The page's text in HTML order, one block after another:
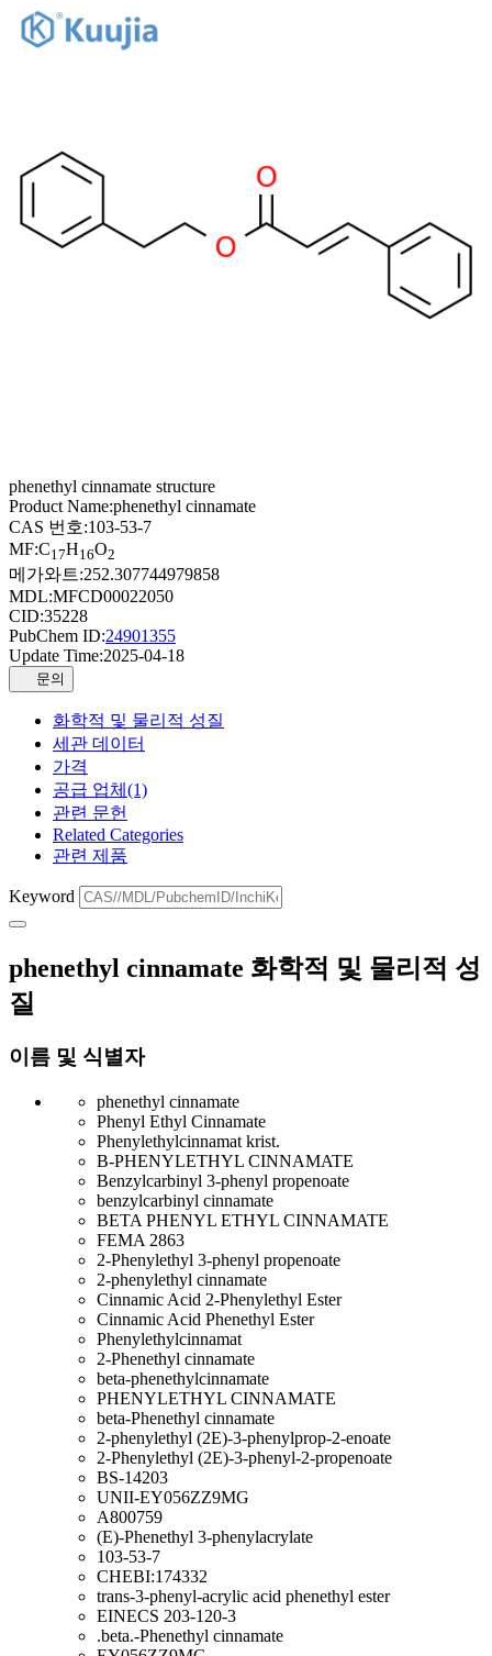
phenethyl cinnamate structure
Product Name:phenethyl cinnamate
CAS 번호:103-53-7
MF:C17H16O2
메가와트:252.307744979858
MDL:MFCD00022050
CID:35228
PubChem ID:24901355
Update Time:2025-04-18
문의
화학적 및 물리적 성질
세관 데이터
가격
공급 업체(1)
관련 문헌
Related Categories
관련 제품
Keyword
phenethyl cinnamate 화학적 및 물리적 성
질
이름 및 식별자
phenethyl cinnamate
Phenyl Ethyl Cinnamate
Phenylethylcinnamat krist.
B-PHENYLETHYL CINNAMATE
Benzylcarbinyl 3-phenyl propenoate
benzylcarbinyl cinnamate
BETA PHENYL ETHYL CINNAMATE
FEMA 2863
2-Phenylethyl 3-phenyl propenoate
2-phenylethyl cinnamate
Cinnamic Acid 2-Phenylethyl Ester
Cinnamic Acid Phenethyl Ester
Phenylethylcinnamat
2-Phenethyl cinnamate
beta-phenethylcinnamate
PHENYLETHYL CINNAMATE
beta-Phenethyl cinnamate
2-phenylethyl (2E)-3-phenylprop-2-enoate
2-Phenylethyl (2E)-3-phenyl-2-propenoate
BS-14203
UNII-EY056ZZ9MG
A800759
(E)-Phenethyl 3-phenylacrylate
103-53-7
CHEBI:174332
trans-3-phenyl-acrylic acid phenethyl ester
EINECS 203-120-3
.beta.-Phenethyl cinnamate